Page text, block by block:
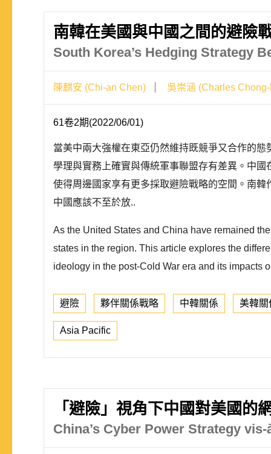
南韓在美國與中國之間的避險
South Korea’s Hedging Strategy
陳麒安 (Chi-an Chen) 吳崇涵 (Charles
61卷2期(2022/06/01)
當美中兩大強權在東亞仍然維持既競爭又合作的
學理與實務上確實與傳統軍事聯盟存有差異。中
使得周邊國家享有更多採取避險戰略的空間。南
中國應該不至於放..
As the United States and China have remained
states in the region. This article explores the
ideology in the post-Cold War era and its impacts
避險 夥伴關係戰略 中韓關係 美韓關
Asia Pacific
「避險」視角下中國對美國的
China’s Cyber Power Strategy